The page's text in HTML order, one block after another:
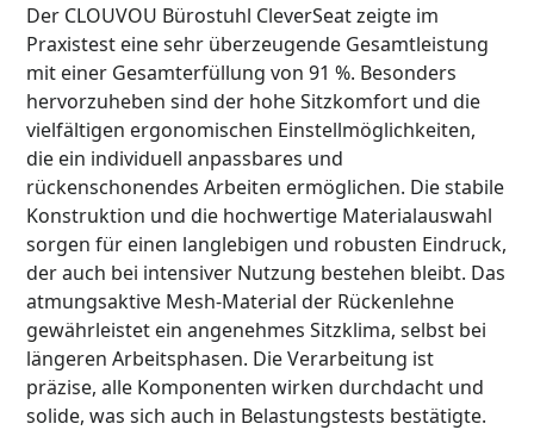
Der CLOUVOU Bürostuhl CleverSeat zeigte im
Praxistest eine sehr überzeugende Gesamtleistung
mit einer Gesamterfüllung von 91 %. Besonders
hervorzuheben sind der hohe Sitzkomfort und die
vielfältigen ergonomischen Einstellmöglichkeiten,
die ein individuell anpassbares und
rückenschonendes Arbeiten ermöglichen. Die stabile
Konstruktion und die hochwertige Materialauswahl
sorgen für einen langlebigen und robusten Eindruck,
der auch bei intensiver Nutzung bestehen bleibt. Das
atmungsaktive Mesh-Material der Rückenlehne
gewährleistet ein angenehmes Sitzklima, selbst bei
längeren Arbeitsphasen. Die Verarbeitung ist
präzise, alle Komponenten wirken durchdacht und
solide, was sich auch in Belastungstests bestätigte.